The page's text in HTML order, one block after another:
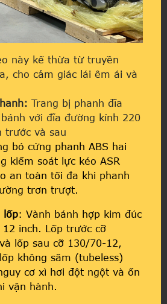
này kế thừa từ truyền
cho cảm giác lái êm ái và
Trang bị phanh đĩa
với đĩa đường kính 220
trước và sau
bó cứng phanh ABS hai
kiểm soát lực kéo ASR
an toàn tối đa khi phanh
trơn trượt.
lốp: Vành bánh hợp kim đúc
inch. Lốp trước cỡ
lốp sau cỡ 130/70-12,
không săm (tubeless)
cơ xì hơi đột ngột và ổn
vận hành.